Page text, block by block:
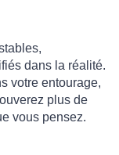
dans la réalité.
votre entourage,
plus de
vous pensez.